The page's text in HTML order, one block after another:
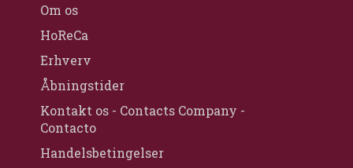
Om os
HoReCa
Erhverv
Åbningstider
Kontakt os - Contacts Company -
Contacto
Handelsbetingelser